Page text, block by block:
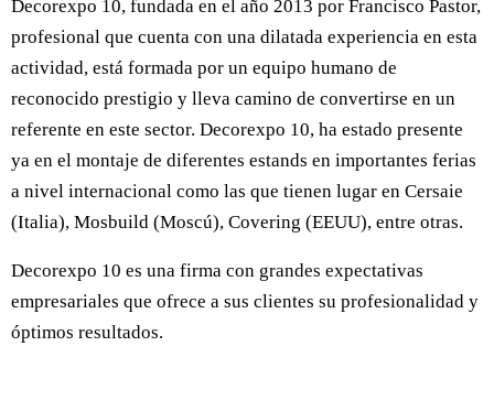
Decorexpo 10, fundada en el año 2013 por Francisco Pastor,
profesional que cuenta con una dilatada experiencia en esta
actividad, está formada por un equipo humano de
reconocido prestigio y lleva camino de convertirse en un
referente en este sector. Decorexpo 10, ha estado presente
ya en el montaje de diferentes estands en importantes ferias
a nivel internacional como las que tienen lugar en Cersaie
(Italia), Mosbuild (Moscú), Covering (EEUU), entre otras.
Decorexpo 10 es una firma con grandes expectativas
empresariales que ofrece a sus clientes su profesionalidad y
óptimos resultados.